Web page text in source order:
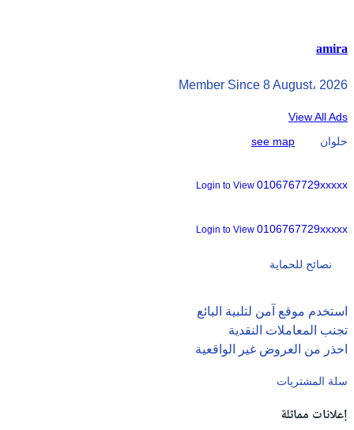
amira
Member Since 8 August، 2026
View All Ads
see map
حلوان
Login to View 0106767729xxxxx
Login to View 0106767729xxxxx
نصائح للحماية
استخدم موقع آمن لتلبية البائع
تجنب المعاملات النقدية
احذر من العروض غير الواقعية
سلة المشتريات
إعلانات مماثلة